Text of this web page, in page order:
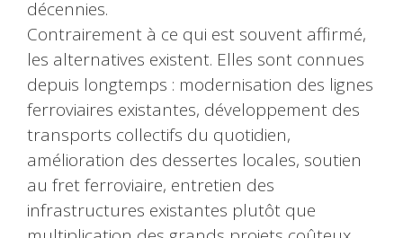
décennies.
Contrairement à ce qui est souvent affirmé,
les alternatives existent. Elles sont connues
depuis longtemps : modernisation des lignes
ferroviaires existantes, développement des
transports collectifs du quotidien,
amélioration des dessertes locales, soutien
au fret ferroviaire, entretien des
infrastructures existantes plutôt que